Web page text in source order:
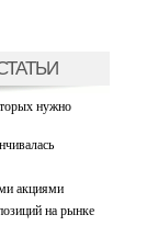
нужно
акциями
на рынке